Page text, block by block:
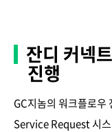
잔디 커넥
진행
GC지놈의 워크플로
Service Request 시